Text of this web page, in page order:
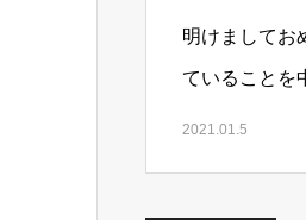
明けましてお
ていることを
付き合いいた
2021.01.5